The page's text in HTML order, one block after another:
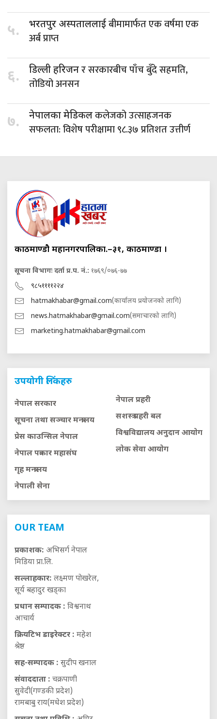
५. भरतपुर अस्पताललाईबीमामार्फत एक वर्षमा एक
अर्ब प्राप्त
६. डिल्ली हरिजनर सरकारबीच पाँच बुँदे सहमति,
तोडियो अनसन
७. नेपालका मेडिकलकलेजको उत्साहजनक
सफलता: विशेष परीक्षामा ९८.३७ प्रतिशत उत्तीर्ण
काठमाण्डौ महानगरपालिका.–३१, काठमाण्डौं ।
सूचना विभागः दर्ता प्र.प. नं.: १७६९/०७६-७७
९८५११११२२४
hatmakhabar@gmail.com(कार्यालय प्रयोजनको लागि)
news.hatmakhabar@gmail.com(समाचारको लागि)
marketing.hatmakhabar@gmail.com
उपयोगी लिंकहरु
नेपाल सरकार
सूचना तथा सञ्चार मन्त्रालय
प्रेस काउन्सिल नेपाल
नेपाल पत्रकार महासंघ
गृह मन्त्रालय
नेपाली सेना
नेपाल प्रहरी
सशस्त्र प्रहरी बल
विश्वविद्यालय अनुदान आयाेग
लाेक सेवा आयाेग
OUR TEAM
प्रकाशक: अभिसर्ग नेपाल
मिडिया प्रा.लि.
सल्लाहकार: लक्ष्मण पोखरेल,
सूर्य बहादुर खड्का
प्रधान सम्पादक : विश्वनाथ
आचार्य
क्रियटिभ डाइरेक्टर : महेश
श्रेष्ठ
सह-सम्पादक : सुदीप खनाल
संवाददाता : चक्रपाणी
सुवेदी(गण्डकी प्रदेश)
रामबाबु राय(मधेश प्रदेश)